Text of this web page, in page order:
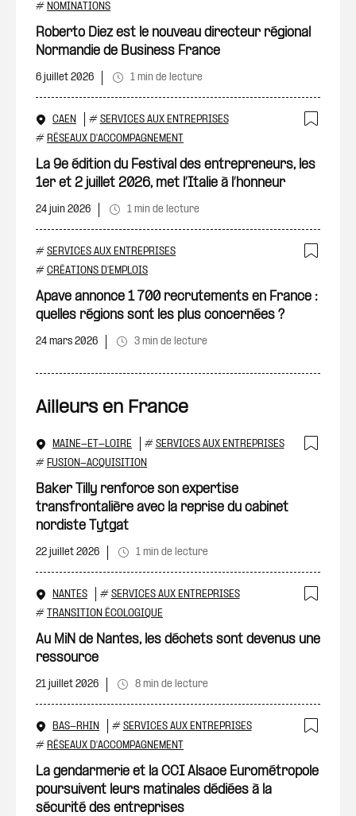
# NOMINATIONS
Roberto Diez est le nouveau directeur régional
Normandie de Business France
6 juillet 2026 1 min de lecture
CAEN # SERVICES AUX ENTREPRISES
# RÉSEAUX D'ACCOMPAGNEMENT
La 9e édition du Festival des entrepreneurs, les
1er et 2 juillet 2026, met l’Italie à l’honneur
24 juin 2026 1 min de lecture
# SERVICES AUX ENTREPRISES
# CRÉATIONS D'EMPLOIS
Apave annonce 1 700 recrutements en France :
quelles régions sont les plus concernées ?
24 mars 2026 3 min de lecture
Ailleurs en France
MAINE-ET-LOIRE # SERVICES AUX ENTREPRISES
# FUSION-ACQUISITION
Baker Tilly renforce son expertise
transfrontalière avec la reprise du cabinet
nordiste Tytgat
22 juillet 2026 1 min de lecture
NANTES # SERVICES AUX ENTREPRISES
# TRANSITION ÉCOLOGIQUE
Au MiN de Nantes, les déchets sont devenus une
ressource
21 juillet 2026 8 min de lecture
BAS-RHIN # SERVICES AUX ENTREPRISES
# RÉSEAUX D'ACCOMPAGNEMENT
La gendarmerie et la CCI Alsace Eurométropole
poursuivent leurs matinales dédiées à la
sécurité des entreprises